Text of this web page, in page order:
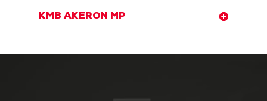
KMB AKERON MP